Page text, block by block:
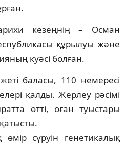
кезеңнің – Осман
құрылуы және
куәсі болған.
баласы, 110 немересі
қалды. Жерлеу рәсімі
өтті, оған туыстары
сүруін генетикалық